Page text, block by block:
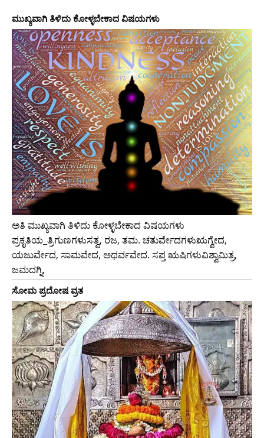
ಮುಖ್ಯವಾಗಿ ತಿಳಿದು ಕೋಳ್ಳಬೇಕಾದ ವಿಷಯಗಳು
ಅತಿ ಮುಖ್ಯವಾಗಿ ತಿಳಿದು ಕೋಳ್ಳಬೇಕಾದ ವಿಷಯಗಳು
ಪ್ರಕೃತಿಯ_ತ್ರಿಗುಣಗಳುಸತ್ವ, ರಜ, ತಮ. ಚತುರ್ವೇದಗಳುಋಗ್ವೇದ,
ಯಜುರ್ವೇದ, ಸಾಮವೇದ, ಅಥರ್ವವೇದ. ಸಪ್ತ ಋಷಿಗಳುವಿಶ್ವಾಮಿತ್ರ,
ಜಮದಗ್ನಿ,
ಸೋಮ ಪ್ರದೋಷ ವ್ರತ